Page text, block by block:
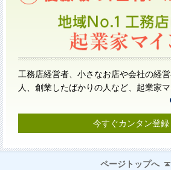
工務店経営者、小さなお店や会社の経
人、創業したばかりの人など、起業家
今すぐカンタン登録
ページトップへ